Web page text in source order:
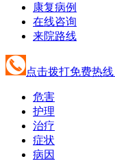
康复病例
在线咨询
来院路线
点击拨打免费热线
危害
护理
治疗
症状
病因